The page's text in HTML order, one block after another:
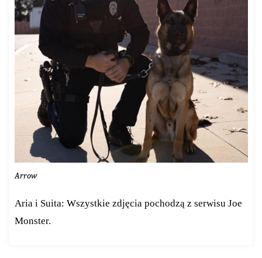
Arrow
Aria i Suita: Wszystkie zdjęcia pochodzą z serwisu Joe
Monster.